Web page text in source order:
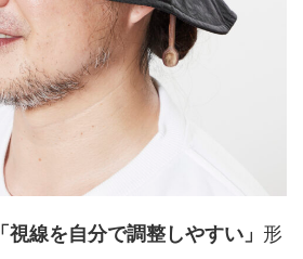
「視線を自分で調整しやすい」 形